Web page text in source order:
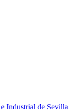
Industrial de Sevilla